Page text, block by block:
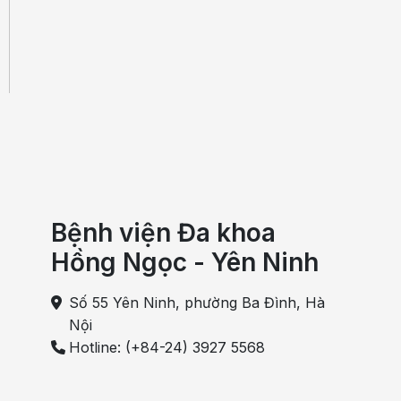
Bệnh viện Đa khoa
Hồng Ngọc - Yên Ninh
Số 55 Yên Ninh, phường Ba Đình, Hà
Nội
Hotline: (+84-24) 3927 5568